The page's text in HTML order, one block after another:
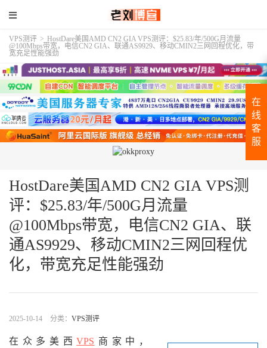
VPS测评 > HostDare美国AMD CN2 GIA VPS测评：$25.83/年/500G月流量
@100Mbps带宽，电信CN2 GIA、联通AS9929、移动CMIN2三网回程优化，带
宽充足性能强劲
HostDare美国AMD CN2 GIA VPS测
评：$25.83/年/500G月流量
@100Mbps带宽，电信CN2 GIA、联
通AS9929、移动CMIN2三网回程优
化，带宽充足性能强劲
2025-10-14 分类： VPS测评
在众多美西VPS 商家中，
在
线
客
服